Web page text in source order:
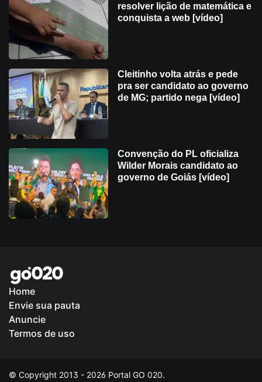
resolver lição de matemática e
conquista a web [vídeo]
Cleitinho volta atrás e pede
pra ser candidato ao governo
de MG; partido nega [vídeo]
Convenção do PL oficializa
Wilder Morais candidato ao
governo de Goiás [vídeo]
Home
Envie sua pauta
Anuncie
Termos de uso
© Copyright 2013 - 2026 Portal GO 020.